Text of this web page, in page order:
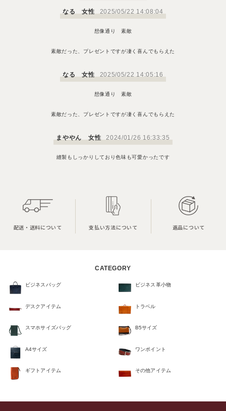
なる 女性 2025/05/22 14:08:04
想像通り 素敵
素敵だった、プレゼントですが凄く喜んでもらえた
なる 女性 2025/05/22 14:05:16
想像通り 素敵
素敵だった、プレゼントですが凄く喜んでもらえた
まややん 女性 2024/01/26 16:33:35
縫製もしっかりしており色味も可愛かったです
配送・送料について 支払い方法について 返品について
CATEGORY
ビジネスバッグ ビジネス革小物
デスクアイテム トラベル
スマホサイズバッグ B5サイズ
A4サイズ ワンポイント
ギフトアイテム その他アイテム